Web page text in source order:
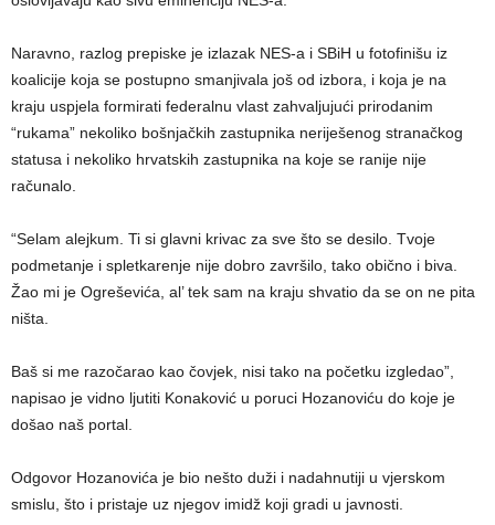
Naravno, razlog prepiske je izlazak NES-a i SBiH u fotofinišu iz
koalicije koja se postupno smanjivala još od izbora, i koja je na
kraju uspjela formirati federalnu vlast zahvaljujući prirodanim
“rukama” nekoliko bošnjačkih zastupnika neriješenog stranačkog
statusa i nekoliko hrvatskih zastupnika na koje se ranije nije
računalo.
“Selam alejkum. Ti si glavni krivac za sve što se desilo. Tvoje
podmetanje i spletkarenje nije dobro završilo, tako obično i biva.
Žao mi je Ogreševića, al’ tek sam na kraju shvatio da se on ne pita
ništa.
Baš si me razočarao kao čovjek, nisi tako na početku izgledao”,
napisao je vidno ljutiti Konaković u poruci Hozanoviću do koje je
došao naš portal.
Odgovor Hozanovića je bio nešto duži i nadahnutiji u vjerskom
smislu, što i pristaje uz njegov imidž koji gradi u javnosti.